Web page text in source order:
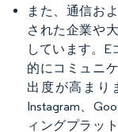
また、通信お
された企業や
しています。
的にコミュニ
出度が高まり
Instagram、
ィングプラッ